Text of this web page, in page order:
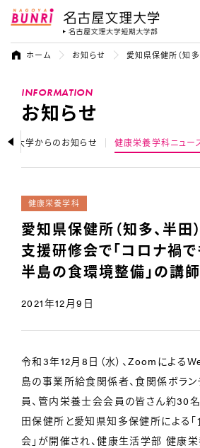
名古屋文理大学
よく検索されているキーワード：
ホーム お知らせ 愛知県保健所（知
INFORMATION
お知らせ
大学からのお知らせ 健康栄養学科ニュー
健康栄養学科
愛知県保健所（知多、半田
支援研修会で「コロナ禍で
半島の食環境整備」の講
2021年12月9日
令和3年12月8日（水）、Zoomによる
島の事業所給食関係者、食関係ボラン
員、管内栄養士会会員の皆さん約30
田保健所と愛知県知多保健所による
会」が開催され、健康生活学部 健康